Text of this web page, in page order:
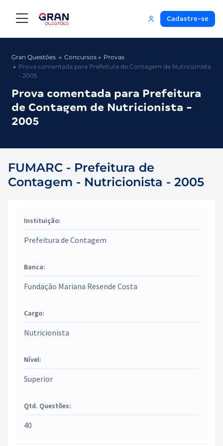
Cadastre-se
Gran Questões Concursos
Provas
Prova comentada para Prefeitura de Contagem de Nutricionista
- 2005
Prova comentada para Prefeitura
de Contagem de Nutricionista -
2005
FUMARC - Prefeitura de
Contagem - Nutricionista - 2005
Instituição:
Prefeitura de Contagem
Banca:
Fundação Mariana Resende Costa
Cargo:
Nutricionista
Nível:
Superior
Qtd. Questões:
40